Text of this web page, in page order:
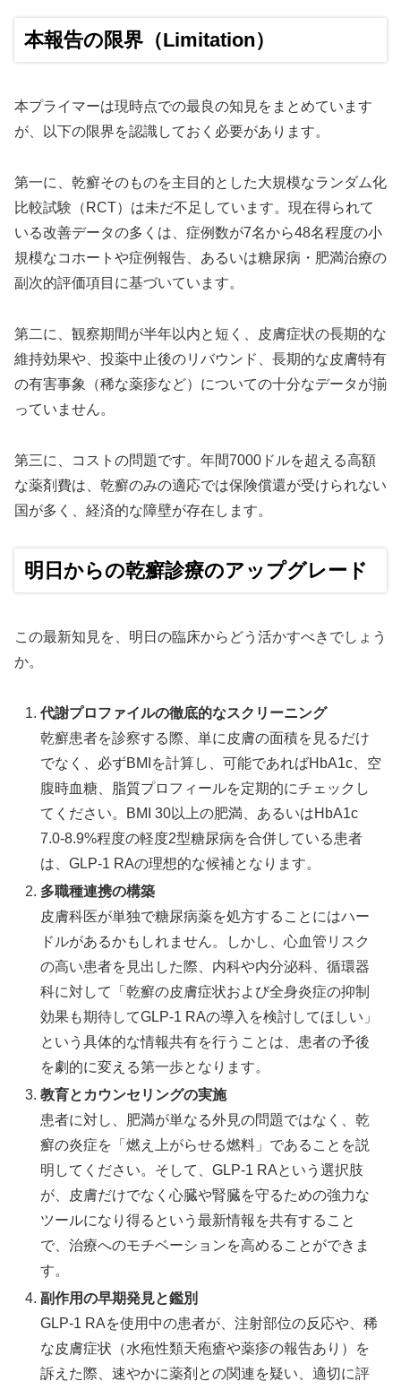
本報告の限界（Limitation）
本プライマーは現時点での最良の知見をまとめています
が、以下の限界を認識しておく必要があります。
第一に、乾癬そのものを主目的とした大規模なランダム化
比較試験（RCT）は未だ不足しています。現在得られて
いる改善データの多くは、症例数が7名から48名程度の小
規模なコホートや症例報告、あるいは糖尿病・肥満治療の
副次的評価項目に基づいています。
第二に、観察期間が半年以内と短く、皮膚症状の長期的な
維持効果や、投薬中止後のリバウンド、長期的な皮膚特有
の有害事象（稀な薬疹など）についての十分なデータが揃
っていません。
第三に、コストの問題です。年間7000ドルを超える高額
な薬剤費は、乾癬のみの適応では保険償還が受けられない
国が多く、経済的な障壁が存在します。
明日からの乾癬診療のアップグレード
この最新知見を、明日の臨床からどう活かすべきでしょう
か。
代謝プロファイルの徹底的なスクリーニング
乾癬患者を診察する際、単に皮膚の面積を見るだけ
でなく、必ずBMIを計算し、可能であればHbA1c、空
腹時血糖、脂質プロフィールを定期的にチェックし
てください。BMI 30以上の肥満、あるいはHbA1c
7.0-8.9%程度の軽度2型糖尿病を合併している患者
は、GLP-1 RAの理想的な候補となります。
多職種連携の構築
皮膚科医が単独で糖尿病薬を処方することにはハー
ドルがあるかもしれません。しかし、心血管リスク
の高い患者を見出した際、内科や内分泌科、循環器
科に対して「乾癬の皮膚症状および全身炎症の抑制
効果も期待してGLP-1 RAの導入を検討してほしい」
という具体的な情報共有を行うことは、患者の予後
を劇的に変える第一歩となります。
教育とカウンセリングの実施
患者に対し、肥満が単なる外見の問題ではなく、乾
癬の炎症を「燃え上がらせる燃料」であることを説
明してください。そして、GLP-1 RAという選択肢
が、皮膚だけでなく心臓や腎臓を守るための強力な
ツールになり得るという最新情報を共有すること
で、治療へのモチベーションを高めることができま
す。
副作用の早期発見と鑑別
GLP-1 RAを使用中の患者が、注射部位の反応や、稀
な皮膚症状（水疱性類天疱瘡や薬疹の報告あり）を
訴えた際、速やかに薬剤との関連を疑い、適切に評